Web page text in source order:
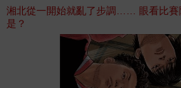
湘北從一開始就亂了步調…… 眼看比賽
是？